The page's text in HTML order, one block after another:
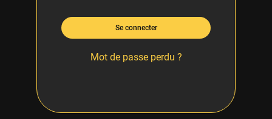
Se connecter
Mot de passe perdu ?